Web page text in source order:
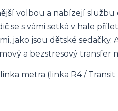
volbou a nabízejí službu
se s vámi setká v hale
jako jsou dětské sedačky.
a bezstresový transfer
metra (linka R4 /